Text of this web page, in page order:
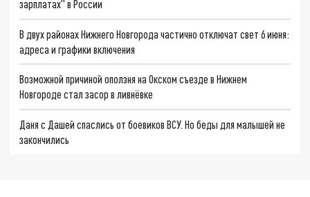
зарплатах" в России
В двух районах Нижнего Новгорода частично отключат свет 6 июня:
адреса и графики включения
Возможной причиной оползня на Окском съезде в Нижнем
Новгороде стал засор в ливнёвке
Даня с Дашей спаслись от боевиков ВСУ. Но беды для малышей не
закончились